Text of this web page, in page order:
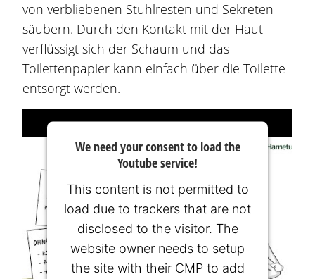
von verbliebenen Stuhlresten und Sekreten
säubern. Durch den Kontakt mit der Haut
verflüssigt sich der Schaum und das
Toilettenpapier kann einfach über die Toilette
entsorgt werden.
We need your consent to load the
Youtube service!
This content is not permitted to
load due to trackers that are not
disclosed to the visitor. The
website owner needs to setup
the site with their CMP to add